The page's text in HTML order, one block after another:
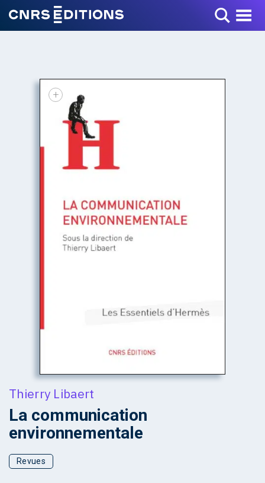
Toggle Menu
+
Thierry Libaert
La communication
environnementale
Revues